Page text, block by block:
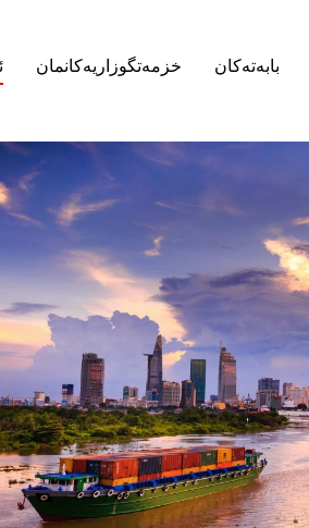
بابەتەکان خزمەتگوزاریەکانمان